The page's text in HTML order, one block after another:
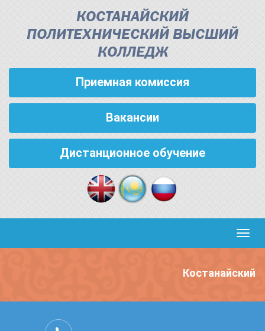
КОСТАНАЙСКИЙ
ПОЛИТЕХНИЧЕСКИЙ ВЫСШИЙ
КОЛЛЕДЖ
Приемная комиссия
Вакансии
Дистанционное обучение
Костанайский